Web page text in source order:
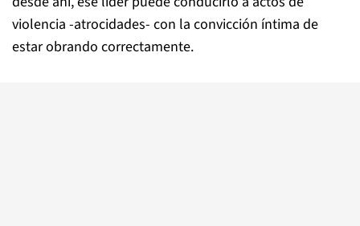
violencia -atrocidades- con la convicción íntima de
estar obrando correctamente.